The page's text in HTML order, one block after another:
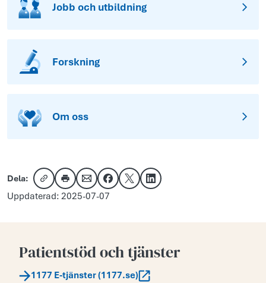
Jobb och utbildning
Forskning
Om oss
Dela:
Kopiera länk
Skriv utDela via e-post
Dela på Facebook
Dela på XDela på LinkedIn
Uppdaterad: 2025-07-07
Patientstöd och tjänster
1177 E-tjänster (1177.se)